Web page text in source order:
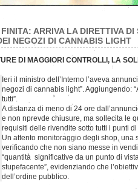
FINITA: ARRIVA LA DIRETTIVA
NEGOZI DI CANNABIS LIGHT
DI MAGGIORI CONTROLLI, LA
Ieri il ministro dell’Interno l’aveva
negozi di cannabis light”. Aggiungendo:
tutti”.
A distanza di meno di 24 ore
e non nprevde chiusure, ma sollecita le
requisiti delle rivendite sotto tutti i punti di
Un attento monitoraggio degli shop, una
verificando che non siano messe in
“quantità significative da un punto di
stupefacente”, evidenziando che
dell’ordine pubblico.